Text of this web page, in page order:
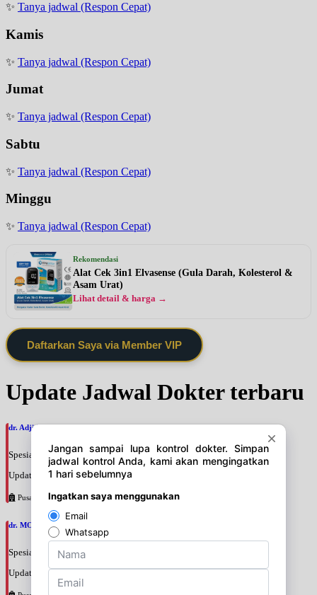
✨ Tanya jadwal (Respon Cepat)
Kamis
✨ Tanya jadwal (Respon Cepat)
Jumat
✨ Tanya jadwal (Respon Cepat)
Sabtu
✨ Tanya jadwal (Respon Cepat)
Minggu
✨ Tanya jadwal (Respon Cepat)
Rekomendasi
Alat Cek 3in1 Elvasense (Gula Darah, Kolesterol &
Asam Urat)
Lihat detail & harga →
Daftarkan Saya via Member VIP
Update Jadwal Dokter terbaru
dr. Adji Suprajitno, SpPD
Spesialis: Penyakit Dalam
Update terakhir: 2026-08-07 20:37:59
Pusat Pertamina
dr. MOCHAMAD PASHA, SpPD
Spesialis: Penyakit Dalam
Update terakhir: 2026-08-07 20:35:45